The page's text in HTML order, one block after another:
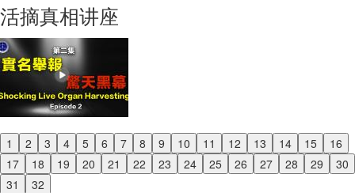
活摘真相讲座
1 2 3 4 5 6 7 8 9 10 11 12 13 14 15
16
17
18 19 20 21 22 23 24 25 26 27 28 29
30
31
32
Previous
Next